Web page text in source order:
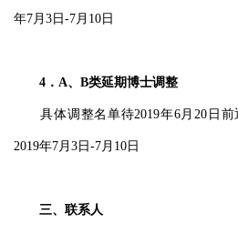
年7月3日-7月10日
4．A、B类延期博士调整
具体调整名单待2019年6月20日前
2019年7月3日-7月10日
三、联系人